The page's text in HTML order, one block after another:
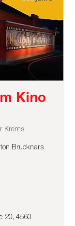
Kino
Krems
Bruckners
20, 4560